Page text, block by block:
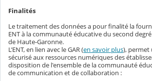
Finalités
Le traitement des données a pour finalité la
ENT à la communauté éducative du second
de Haute-Garonne.
L’ENT, en lien avec le GAR (en savoir plus), permet
sécurisé aux ressources numériques des
disposition de l'ensemble de la communauté
de communication et de collaboration :